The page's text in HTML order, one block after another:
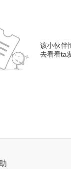
该小伙伴
去看看ta